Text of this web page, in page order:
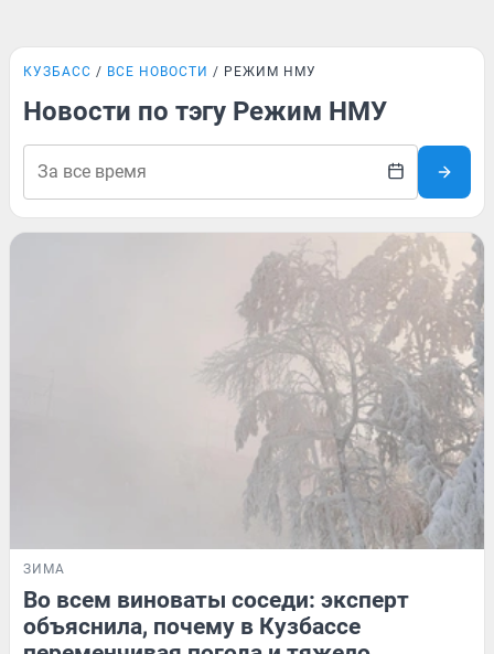
КУЗБАСС ВСЕ НОВОСТИ РЕЖИМ НМУ
Новости по тэгу Режим НМУ
ЗИМА
Во всем виноваты соседи: эксперт
объяснила, почему в Кузбассе